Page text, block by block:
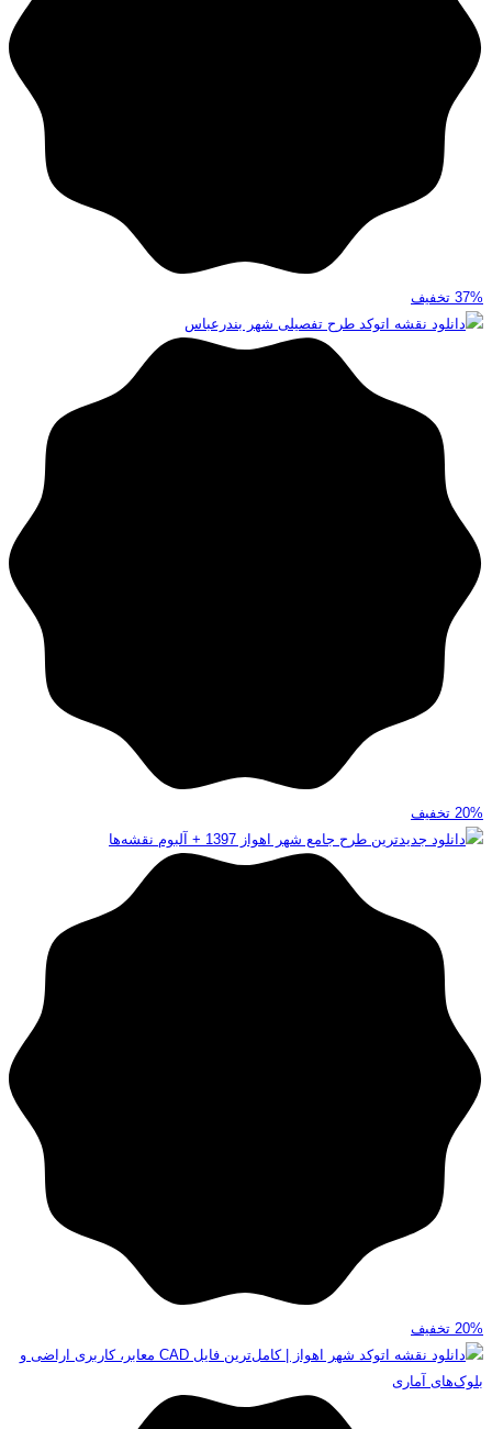
37% تخفیف
20% تخفیف
20% تخفیف